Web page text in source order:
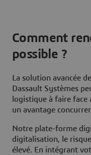
Comment
possible ?
La solution avancée de
Dassault Systèmes
logistique à faire
un avantage
Notre plate-forme
digitalisation, le
élevé. En intégrant